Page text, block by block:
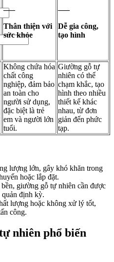
—–
Thân thiện với
sức khỏe
—–
Dễ gia công,
tạo hình
Không chứa hóa
chất công
nghiệp, đảm bảo
an toàn cho
người sử dụng,
đặc biệt là trẻ
em và người lớn
tuổi.
Giường gỗ tự
nhiên có thể
chạm khắc, tạo
hình theo nhiều
thiết kế khác
nhau, từ đơn
giản đến phức
tạp.
lượng lớn, gây khó khăn trong
hoặc lắp đặt.
giường gỗ tự nhiên cần được
quản định kỳ.
lượng hoặc không xử lý tốt,
công.
nhiên phổ biến